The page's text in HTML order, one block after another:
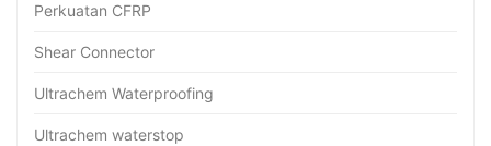
Perkuatan CFRP
Shear Connector
Ultrachem Waterproofing
Ultrachem waterstop